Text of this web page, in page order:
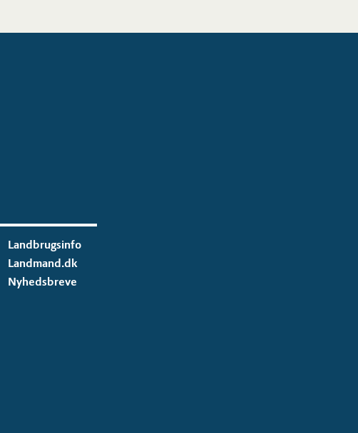
Landbrugsinfo
Landmand.dk
Nyhedsbreve